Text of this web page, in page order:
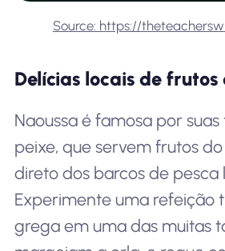
Source: https://
Delícias locais de
Naoussa é famosa por
peixe, que servem frutos
direto dos barcos de pesca
Experimente uma refeição
grega em uma das muitas